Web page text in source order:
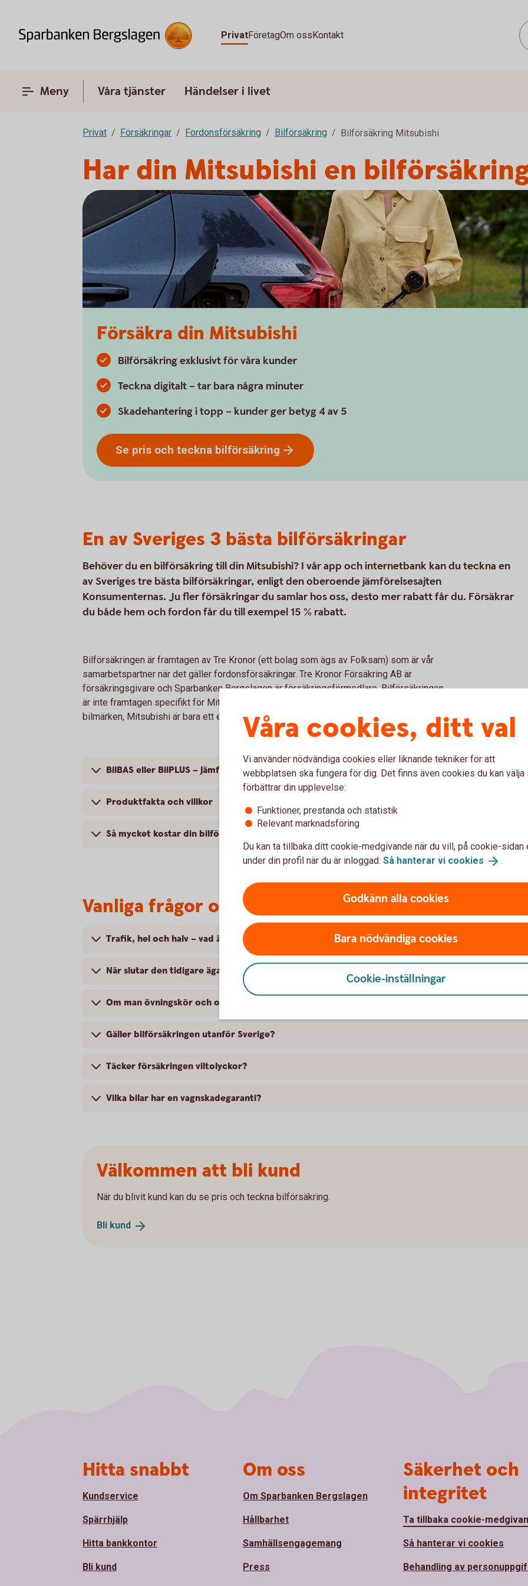
PrivatFöretagOm ossKontakt
Meny Våra tjänster Händelser i livet
Privat Försäkringar Fordonsförsäkring Bilförsäkring Bilförsäkring Mitsubishi
Har din Mitsubishi en
Försäkra din Mitsubishi
Bilförsäkring exklusivt för våra kunder
Teckna digitalt – tar bara några minuter
Skadehantering i topp – kunder ger betyg 4 av 5
Se pris och teckna bilförsäkring
En av Sveriges 3 bästa bilförsäkringar
Behöver du en bilförsäkring till din Mitsubishi? I vår app och internetbank kan du teckna en
av Sveriges tre bästa bilförsäkringar, enligt den oberoende jämförelsesajten
Konsumenternas. Ju fler försäkringar du samlar hos oss, desto mer rabatt får du. Försäkrar
du både hem och fordon får du till exempel 15 % rabatt.
Bilförsäkringen är framtagen av Tre Kronor (ett bolag som ägs av Folksam) som är vår
samarbetspartner när det gäller fordonsförsäkringar. Tre Kronor Försäkring AB är
försäkringsgivare och Sparbanken Bergslagen är försäkringsförmedlare. Bilförsäkringen
är inte framtagen specifikt för Mitsubishi; bilförsäkringen vi erbjuder kan tecknas för alla
bilmärken, Mitsubishi är bara ett exempel.
BilBAS eller BilPLUS – jämför innehåll
Produktfakta och villkor
Så mycket kostar din bilförsäkring
Vanliga frågor om att försäkra Mitsubishi
Trafik, hel och halv – vad är det för skillnad på försäkringarna?
När slutar den tidigare ägarens försäkring att gälla?
Om man övningskör och olyckan är framme, täcker bilförsäkringen då?
Gäller bilförsäkringen utanför Sverige?
Täcker försäkringen viltolyckor?
Vilka bilar har en vagnskadegaranti?
Välkommen att bli kund
När du blivit kund kan du se pris och teckna bilförsäkring.
Bli kund
Våra cookies, ditt val
Vi använder nödvändiga cookies eller liknande tekniker för att
webbplatsen ska fungera för dig. Det finns även cookies du kan välja
förbättrar din upplevelse:
Funktioner, prestanda och statistik
Relevant marknadsföring
Du kan ta tillbaka ditt cookie-medgivande när du vill, på cookie-sidan
under din profil när du är inloggad. Så hanterar vi cookies .
Godkänn alla cookies
Bara nödvändiga cookies
Cookie-inställningar
Hitta snabbt
Kundservice
Spärrhjälp
Hitta bankkontor
Bli kund
Om oss
Om Sparbanken Bergslagen
Hållbarhet
Samhällsengagemang
Press
Säkerhet och
integritet
Ta tillbaka cookie-
Så hanterar vi cookies
Behandling av